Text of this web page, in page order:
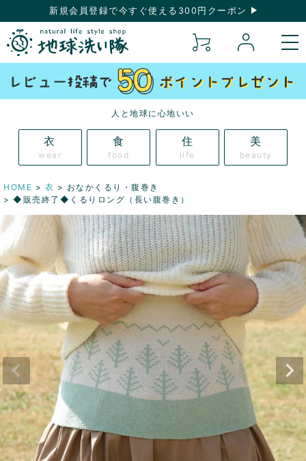
新規会員登録で今すぐ使える300円クーポン
人と地球に心地いい
衣
wear
食
food
住
life
美
beauty
HOME 衣
おなかくるり・腹巻き
◆販売終了◆くるりロング（長い腹巻き）